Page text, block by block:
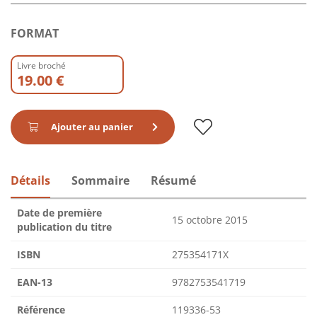
FORMAT
Livre broché
19.00 €
Ajouter au panier
Détails Sommaire Résumé
Date de première
publication du titre
15 octobre 2015
ISBN 275354171X
EAN-13 9782753541719
Référence 119336-53